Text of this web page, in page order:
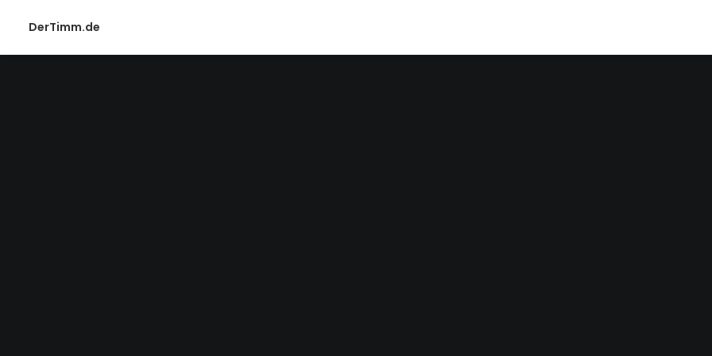
DerTimm.de